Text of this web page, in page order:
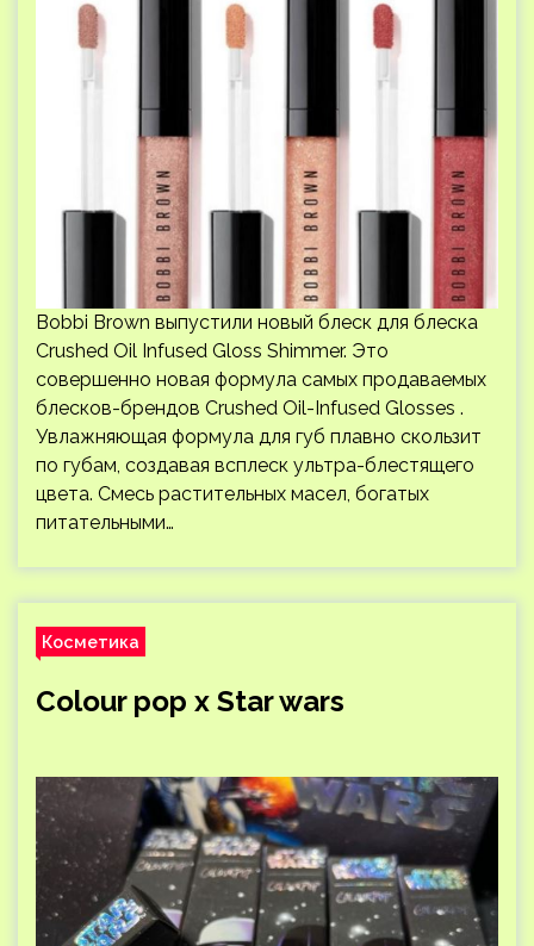
Bobbi Brown выпустили новый блеск для блеска
Crushed Oil Infused Gloss Shimmer. Это
совершенно новая формула самых продаваемых
блесков-брендов Crushed Oil-Infused Glosses .
Увлажняющая формула для губ плавно скользит
по губам, создавая всплеск ультра-блестящего
цвета. Смесь растительных масел, богатых
питательными…
Косметика
Colour pop x Star wars